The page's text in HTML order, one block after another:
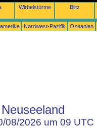
Wirbelstürme Blitz
Nordwest-Pazifik Ozeanien
08/2026 um 09 UTC